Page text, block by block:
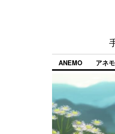
ANEMO アネ